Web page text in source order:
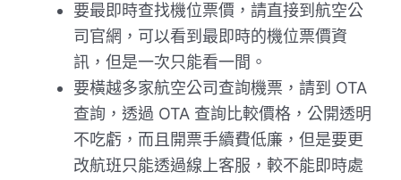
要最即時查找機位票價，請直接到航空公
司官網，可以看到最即時的機位票價資
訊，但是一次只能看一間。
要橫越多家航空公司查詢機票，請到 OTA
查詢，透過 OTA 查詢比較價格，公開透明
不吃虧，而且開票手續費低廉，但是要更
改航班只能透過線上客服，較不能即時處